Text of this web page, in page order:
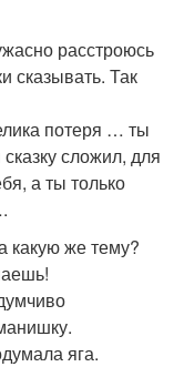
расстроюсь
сказывать. Так
потеря … ты
сложил, для
а ты только
какую же тему?
яга.